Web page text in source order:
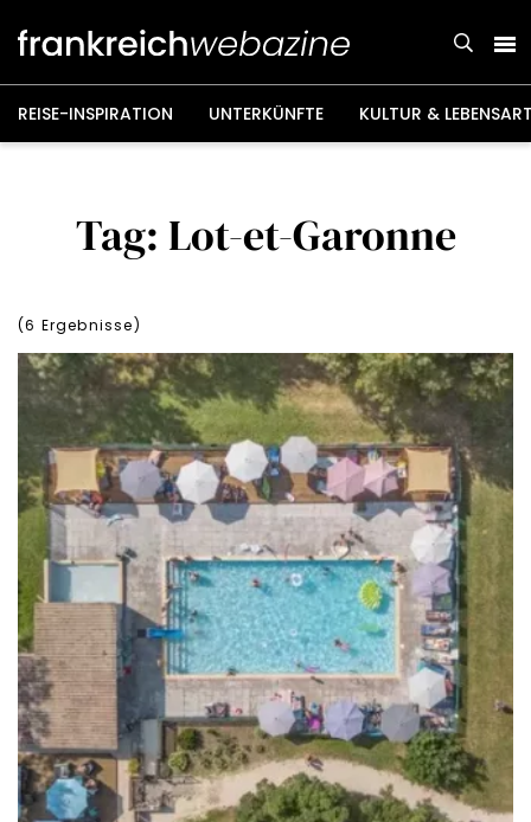
Inhalt
REISE-INSPIRATION UNTERKÜNFTE KULTUR &
Tag: Lot-et-Garonne
(6 Ergebnisse)